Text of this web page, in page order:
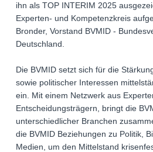
ihn als TOP INTERIM 2025
Experten- und Kompetenzkreis
Bronder, Vorstand BVMID -
Deutschland.
Die BVMID setzt sich für die
sowie politischer Interessen
ein. Mit einem Netzwerk aus
Entscheidungsträgern, bringt die
unterschiedlicher Branchen
die BVMID Beziehungen zu Politik,
Medien, um den Mittelstand